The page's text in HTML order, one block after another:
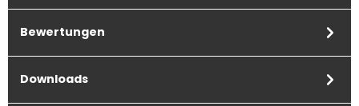
Bewertungen
Downloads